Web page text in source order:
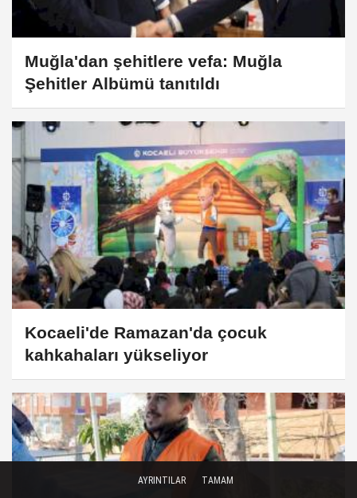
Muğla'dan şehitlere vefa: Muğla
Şehitler Albümü tanıtıldı
Kocaeli'de Ramazan'da çocuk
kahkahaları yükseliyor
AYRINTILAR TAMAM